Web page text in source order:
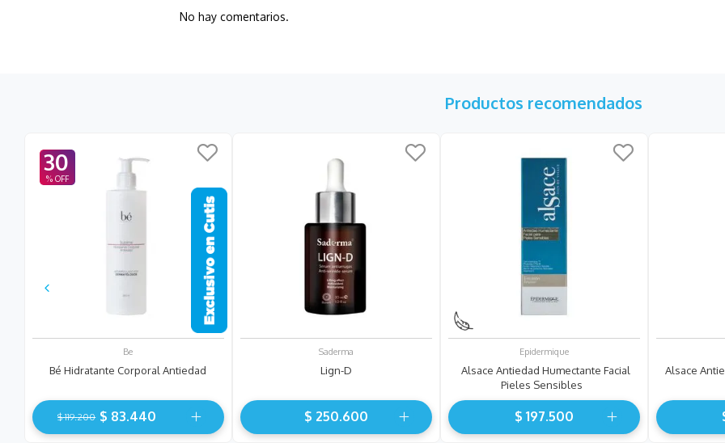
No hay comentarios.
Productos recomendados
30
Be
Bé Hidratante Corporal Antiedad
$ 119.200 $ 83.440
Saderma
Lign-D
$ 250.600
Epidermique
Alsace Antiedad Humectante Facial
Pieles Sensibles
$ 197.500
Alsace